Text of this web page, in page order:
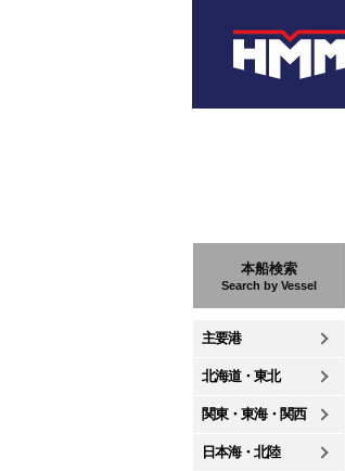
本船検索
Search by Vessel
主要港
北海道・東北
関東・東海・関西
日本海・北陸